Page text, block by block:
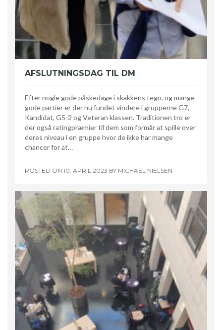
AFSLUTNINGSDAG TIL DM
Efter nogle gode påskedage i skakkens tegn, og mange
gode partier er der nu fundet vindere i grupperne G7,
Kandidat, G5-2 og Veteran klassen. Traditionen tro er
der også ratingpræmier til dem som formår at spille over
deres niveau i en gruppe hvor de ikke har mange
chancer for at…
POSTED ON 10. APRIL 2023 BY MICHAEL NIELSEN